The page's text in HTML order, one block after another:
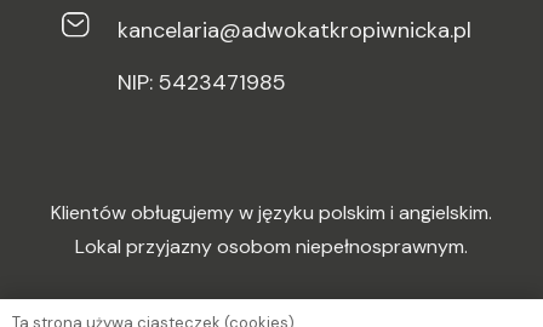
kancelaria@adwokatkropiwnicka.pl
NIP: 5423471985
Klientów obługujemy w języku polskim i angielskim.
Lokal przyjazny osobom niepełnosprawnym.
Ta strona używa ciasteczek (cookies).